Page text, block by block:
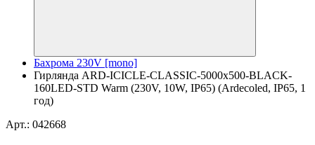
Бахрома 230V [mono]
Гирлянда ARD-ICICLE-CLASSIC-5000x500-BLACK-
160LED-STD Warm (230V, 10W, IP65) (Ardecoled, IP65, 1
год)
Арт.: 042668